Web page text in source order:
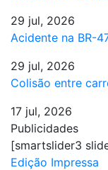
29 jul, 2026
Acidente na BR-
29 jul, 2026
Colisão entre
17 jul, 2026
Publicidades
[smartslider3
Edição Impressa